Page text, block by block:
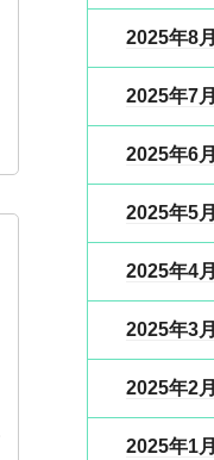
2025年8月
2025年7月
2025年6月
2025年5月
2025年4月
2025年3月
2025年2月
2025年1月